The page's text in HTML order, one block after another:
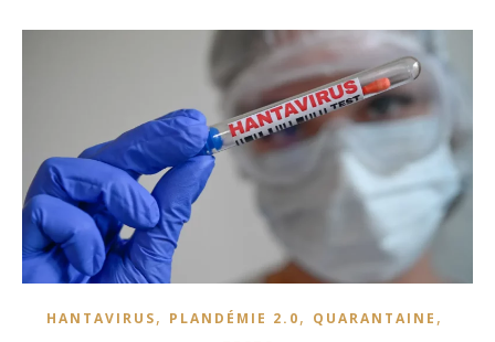
HANTAVIRUS, PLANDÉMIE 2.0, QUARANTAINE ,